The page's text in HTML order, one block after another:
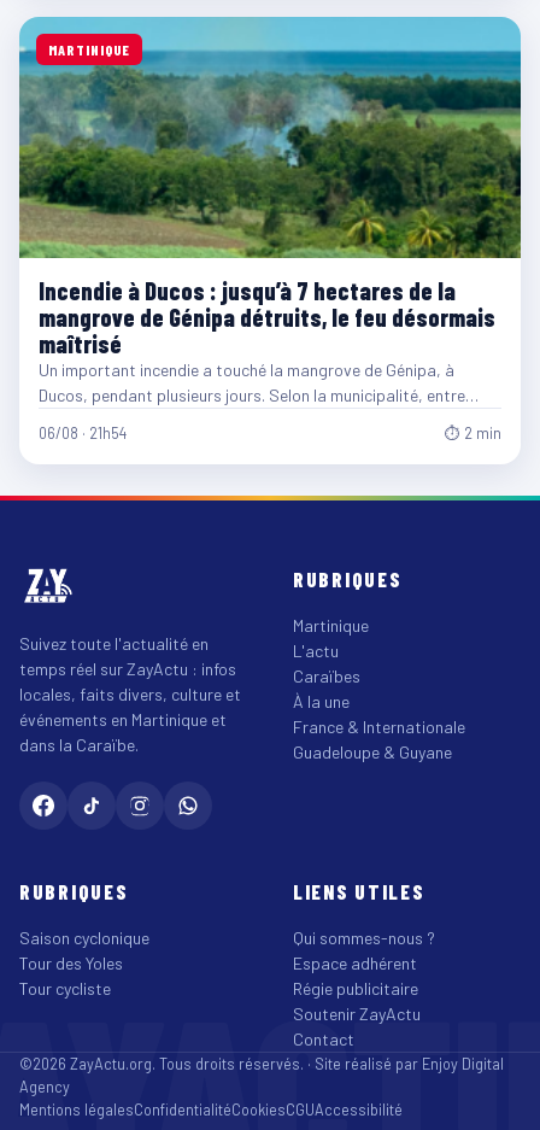
MARTINIQUE
Incendie à Ducos : jusqu’à 7 hectares de la
mangrove de Génipa détruits, le feu désormais
maîtrisé
Un important incendie a touché la mangrove de Génipa, à
Ducos, pendant plusieurs jours. Selon la municipalité, entre…
06/08 · 21h54 ⏱ 2 min
Suivez toute l'actualité en
temps réel sur ZayActu : infos
locales, faits divers, culture et
événements en Martinique et
dans la Caraïbe.
RUBRIQUES
Martinique
L'actu
Caraïbes
À la une
France & Internationale
Guadeloupe & Guyane
RUBRIQUES
Saison cyclonique
Tour des Yoles
Tour cycliste
LIENS UTILES
Qui sommes-nous ?
Espace adhérent
Régie publicitaire
Soutenir ZayActu
Contact
©2026 ZayActu.org. Tous droits réservés. · Site réalisé par Enjoy Digital
Agency
Mentions légalesConfidentialitéCookiesCGUAccessibilité